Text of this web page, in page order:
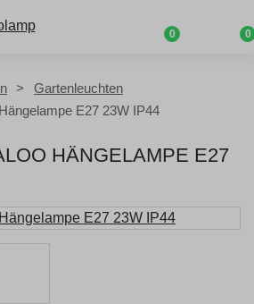
0 0
Gartenleuchten
E27 23W IP44
HÄNGELAMPE E27